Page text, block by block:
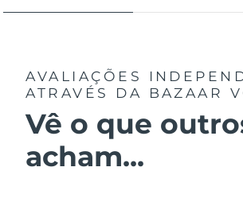
AVALIAÇÕES
ATRAVÉS DA BAZAAR
Vê o que
acham...